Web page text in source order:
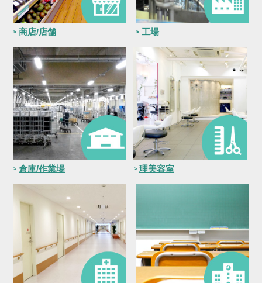
商店/店舗 工場
倉庫/作業場 理美容室